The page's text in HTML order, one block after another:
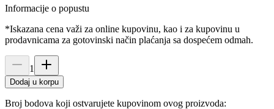
Informacije o popustu
*Iskazana cena važi za online kupovinu, kao i za kupovinu u
prodavnicama za gotovinski način plaćanja sa dospećem odmah.
1
Dodaj u korpu
Broj bodova koji ostvarujete kupovinom ovog proizvoda: